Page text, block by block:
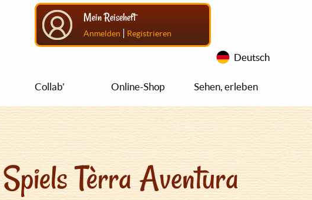
Mein Reiseheft
Anmelden | Registrieren
Deutsch
Collab' Online-Shop Sehen, erleben
Tèrra Aventura